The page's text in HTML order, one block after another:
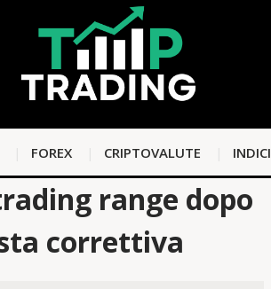
FOREX CRIPTOVALUTE INDICI
range dopo
correttiva